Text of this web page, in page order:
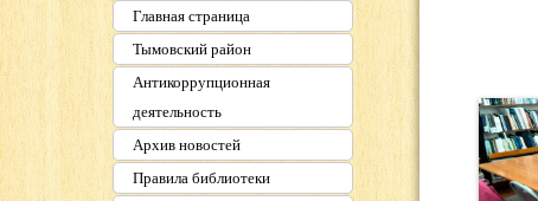
Главная страница
Тымовский район
Антикоррупционная
деятельность
Архив новостей
Правила библиотеки